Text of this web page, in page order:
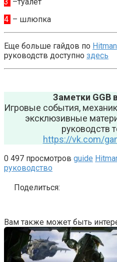
4 – шлюпка
Еще больше гайдов по Hitman
руководств доступно здесь
Заметки GGB
Игровые события,
эксклюзивные
руководств
https://vk.com/
0 497 просмотров guide
руководство
Поделиться:
Вам также может быть